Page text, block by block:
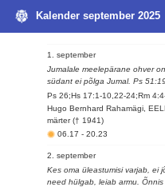
Kalender september 2025
1. september
Jumalale meelepärane ohver
südant ei põlga Jumal. Ps
Ps 26;Hs 17:1-10,22-24;Rm
Hugo Bernhard Rahamägi,
märter († 1941)
06.17-20.23
2. september
Kes oma üleastumisi varjab, ei
need hülgab, leiab armu.